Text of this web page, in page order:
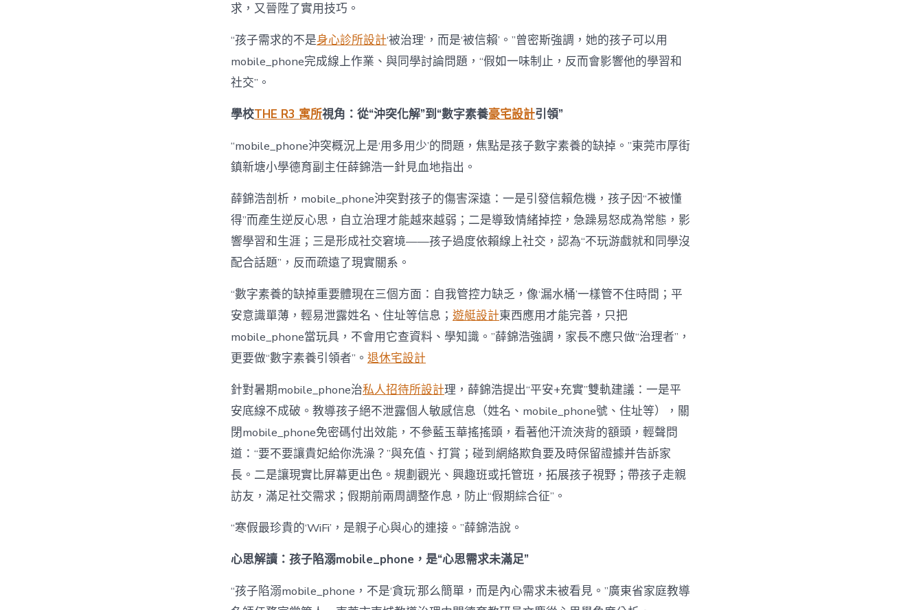
求，又晉陞了實用技巧。
“孩子需求的不是身心診所設計‘被治理’，而是‘被信賴’。”曾密斯強調，她的孩子可以用
mobile_phone完成線上作業、與同學討論問題，“假如一味制止，反而會影響他的學習和
社交”。
學校THE R3 寓所視角：從“沖突化解”到“數字素養豪宅設計引領”
“mobile_phone沖突概況上是‘用多用少’的問題，焦點是孩子數字素養的缺掉。”東莞市厚街
鎮新塘小學德育副主任薛錦浩一針見血地指出。
薛錦浩剖析，mobile_phone沖突對孩子的傷害深遠：一是引發信賴危機，孩子因“不被懂
得”而產生逆反心思，自立治理才能越來越弱；二是導致情緒掉控，急躁易怒成為常態，影
響學習和生涯；三是形成社交窘境——孩子過度依賴線上社交，認為“不玩游戲就和同學沒
配合話題”，反而疏遠了現實關系。
“數字素養的缺掉重要體現在三個方面：自我管控力缺乏，像‘漏水桶’一樣管不住時間；平
安意識單薄，輕易泄露姓名、住址等信息； 遊艇設計東西應用才能完善，只把
mobile_phone當玩具，不會用它查資料、學知識。”薛錦浩強調，家長不應只做“治理者”，
更要做“數字素養引領者”。 退休宅設計
針對暑期mobile_phone治私人招待所設計理，薛錦浩提出“平安+充實”雙軌建議：一是平
安底線不成破。教導孩子絕不泄露個人敏感信息（姓名、mobile_phone號、住址等），關
閉mobile_phone免密碼付出效能，不參藍玉華搖搖頭，看著他汗流浹背的額頭，輕聲問
道：“要不要讓貴妃給你洗澡？”與充值、打賞；碰到網絡欺負要及時保留證據并告訴家
長。二是讓現實比屏幕更出色。規劃觀光、興趣班或托管班，拓展孩子視野；帶孩子走親
訪友，滿足社交需求；假期前兩周調整作息，防止“假期綜合征”。
“寒假最珍貴的‘WiFi’，是親子心與心的連接。”薛錦浩說。
心思解讀：孩子陷溺mobile_phone，是“心思需求未滿足”
“孩子陷溺mobile_phone，不是‘貪玩’那么簡單，而是內心需求未被看見。”廣東省家庭教導